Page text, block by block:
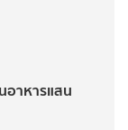
อาหารแสน